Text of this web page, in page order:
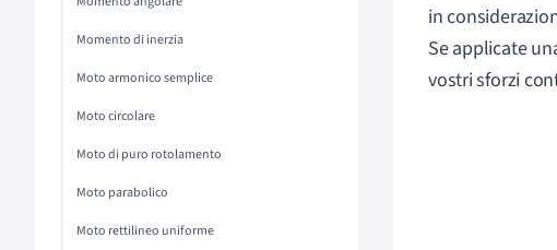
Momento di inerzia
Moto armonico semplice
Moto circolare
Moto di puro rotolamento
Moto parabolico
Moto rettilineo uniforme
in
Se applicate
vostri sforzi